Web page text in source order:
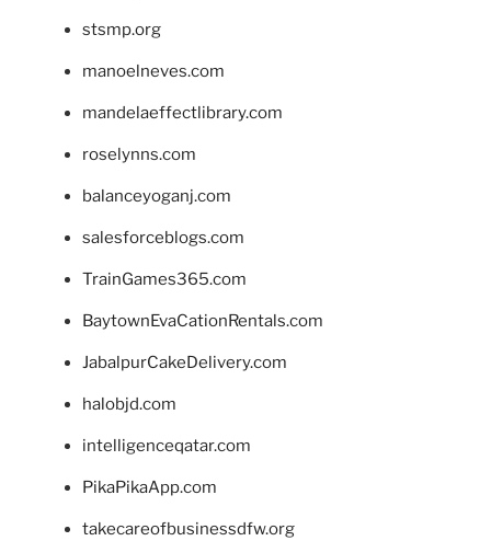
stsmp.org
manoelneves.com
mandelaeffectlibrary.com
roselynns.com
balanceyoganj.com
salesforceblogs.com
TrainGames365.com
BaytownEvaCationRentals.com
JabalpurCakeDelivery.com
halobjd.com
intelligenceqatar.com
PikaPikaApp.com
takecareofbusinessdfw.org